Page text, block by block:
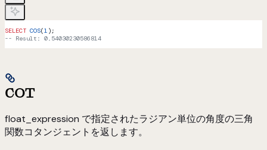
SELECT COS(1 );
-- Result: 0.54030230586814
COT
float_expression で指定されたラジアン単位の角度の三角
関数コタンジェントを返します。